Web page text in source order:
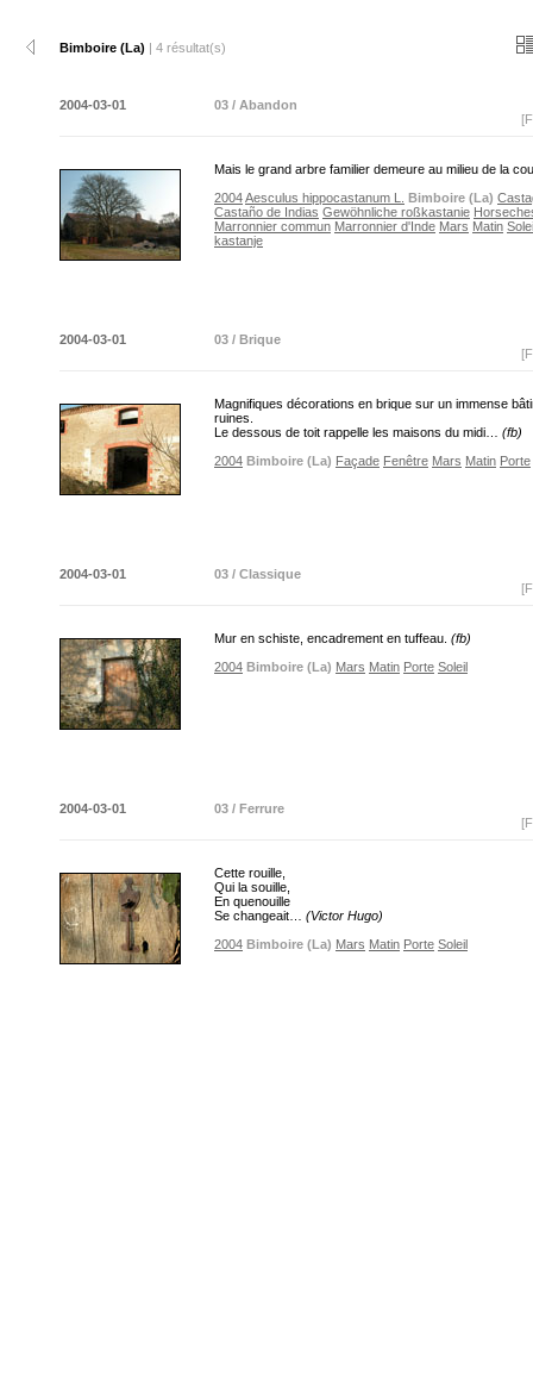
Bimboire (La) | 4 résultat(s)
2004-03-01
03 / Abandon
Mais le grand arbre familier demeure au milieu de la
2004Aesculus hippocastanum L. Bimboire (La)
Castaño de Indias Gewöhnliche roßkastanie
Marronnier commun Marronnier d'Inde Mars Matin
kastanje
2004-03-01
03 / Brique
Magnifiques décorations en brique sur un immense
ruines.
Le dessous de toit rappelle les maisons du midi… (fb)
2004 Bimboire (La) Façade Fenêtre Mars Matin Porte
2004-03-01
03 / Classique
Mur en schiste, encadrement en tuffeau. (fb)
2004 Bimboire (La) Mars Matin Porte Soleil
2004-03-01
03 / Ferrure
Cette rouille,
Qui la souille,
En quenouille
Se changeait… (Victor Hugo)
2004 Bimboire (La) Mars Matin Porte Soleil